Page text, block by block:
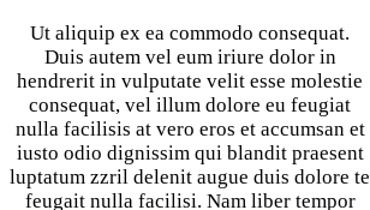
Ut aliquip ex ea commodo consequat.
Duis autem vel eum iriure dolor in
hendrerit in vulputate velit esse molestie
consequat, vel illum dolore eu feugiat
nulla facilisis at vero eros et accumsan et
iusto odio dignissim qui blandit praesent
luptatum zzril delenit augue duis dolore te
feugait nulla facilisi. Nam liber tempor